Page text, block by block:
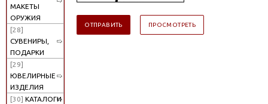
МАКЕТЫ
ОРУЖИЯ
[28]
СУВЕНИРЫ,
ПОДАРКИ
[29]
ЮВЕЛИРНЫЕ
ИЗДЕЛИЯ
[30] КАТАЛОГИ